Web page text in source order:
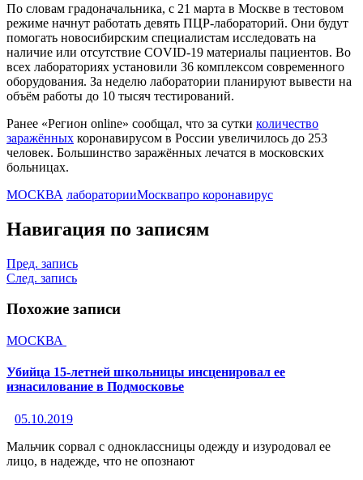
По словам градоначальника, с 21 марта в Москве в тестовом
режиме начнут работать девять ПЦР-лабораторий. Они будут
помогать новосибирским специалистам исследовать на
наличие или отсутствие COVID-19 материалы пациентов. Во
всех лабораториях установили 36 комплексом современного
оборудования. За неделю лаборатории планируют вывести на
объём работы до 10 тысяч тестирований.
Ранее «Регион online» сообщал, что за сутки количество
заражённых коронавирусом в России увеличилось до 253
человек. Большинство заражённых лечатся в московских
больницах.
МОСКВА лабораторииМосквапро коронавирус
Навигация по записям
Пред. запись
След. запись
Похожие записи
МОСКВА
Убийца 15-летней школьницы инсценировал ее
изнасилование в Подмосковье
05.10.2019
Мальчик сорвал с одноклассницы одежду и изуродовал ее
лицо, в надежде, что не опознают